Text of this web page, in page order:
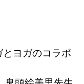
ヨガのコラボ